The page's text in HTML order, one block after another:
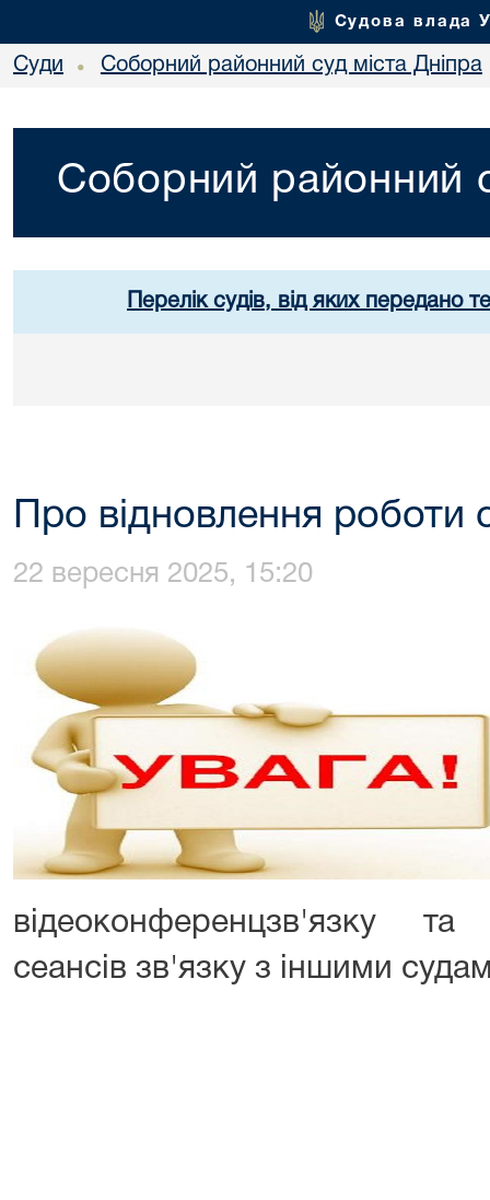
Судова влада
Суди • Соборний районний суд міста Дніпра
Соборний районний
Перелік судів, від яких передано
Про відновлення
22 вересня 2025, 15:20
відеоконференцзв'язку
сеансів зв'язку з іншими